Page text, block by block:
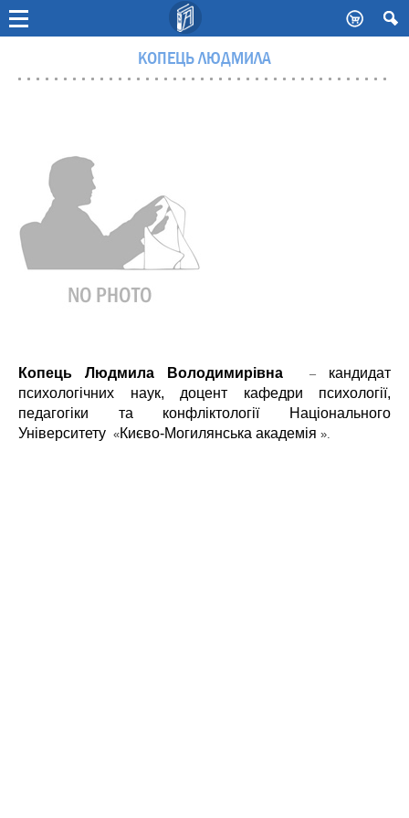
КОПЕЦЬ ЛЮДМИЛА
Копець Людмила Володимирівна –кандидат
психологічних наук, доцент кафедри психології,
педагогіки та конфліктології Національного
Університету «Києво-Могилянська академія ».